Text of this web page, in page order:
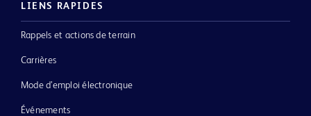
LIENS RAPIDES
Rappels et actions de terrain
Carrières
Mode d’emploi électronique
Événements